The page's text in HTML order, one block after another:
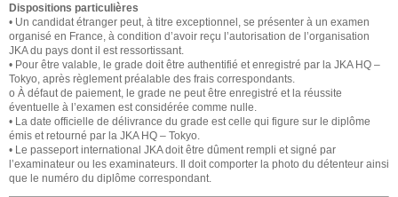
Dispositions particulières
• Un candidat étranger peut, à titre exceptionnel, se présenter à un examen
organisé en France, à condition d’avoir reçu l’autorisation de l’organisation
JKA du pays dont il est ressortissant.
• Pour être valable, le grade doit être authentifié et enregistré par la JKA HQ –
Tokyo, après règlement préalable des frais correspondants.
o À défaut de paiement, le grade ne peut être enregistré et la réussite
éventuelle à l’examen est considérée comme nulle.
• La date officielle de délivrance du grade est celle qui figure sur le diplôme
émis et retourné par la JKA HQ – Tokyo.
• Le passeport international JKA doit être dûment rempli et signé par
l’examinateur ou les examinateurs. Il doit comporter la photo du détenteur ainsi
que le numéro du diplôme correspondant.